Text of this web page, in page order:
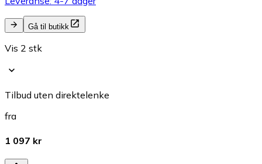
Gå til butikk
Vis 2 stk
Tilbud uten direktelenke
fra
1 097 kr